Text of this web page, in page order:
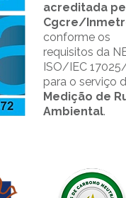
acreditada
Cgcre/
conforme os
requisitos da
ISO/IEC
para o serviço
Medição de
Ambiental.